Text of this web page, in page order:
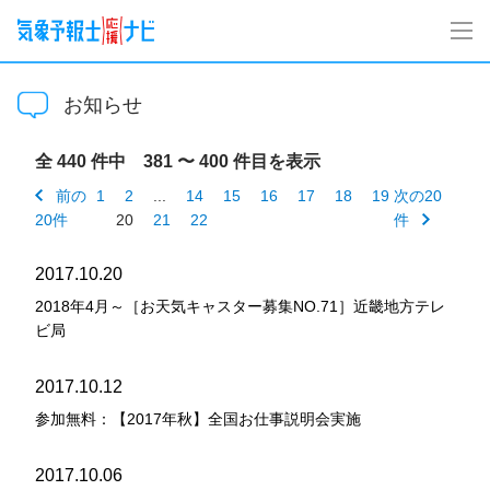
お知らせ
全 440 件中 381 〜 400 件目を表示
前の
20件
1 2 14 15 16 17 18
19
20
21 22
次の20
件
2017.10.20
2018年4月～［お天気キャスター募集NO.71］近畿地方テレ
ビ局
2017.10.12
参加無料：【2017年秋】全国お仕事説明会実施
2017.10.06